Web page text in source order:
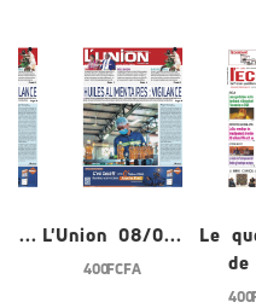
0... L'Union 08/0...
400 FCFA
Le
400